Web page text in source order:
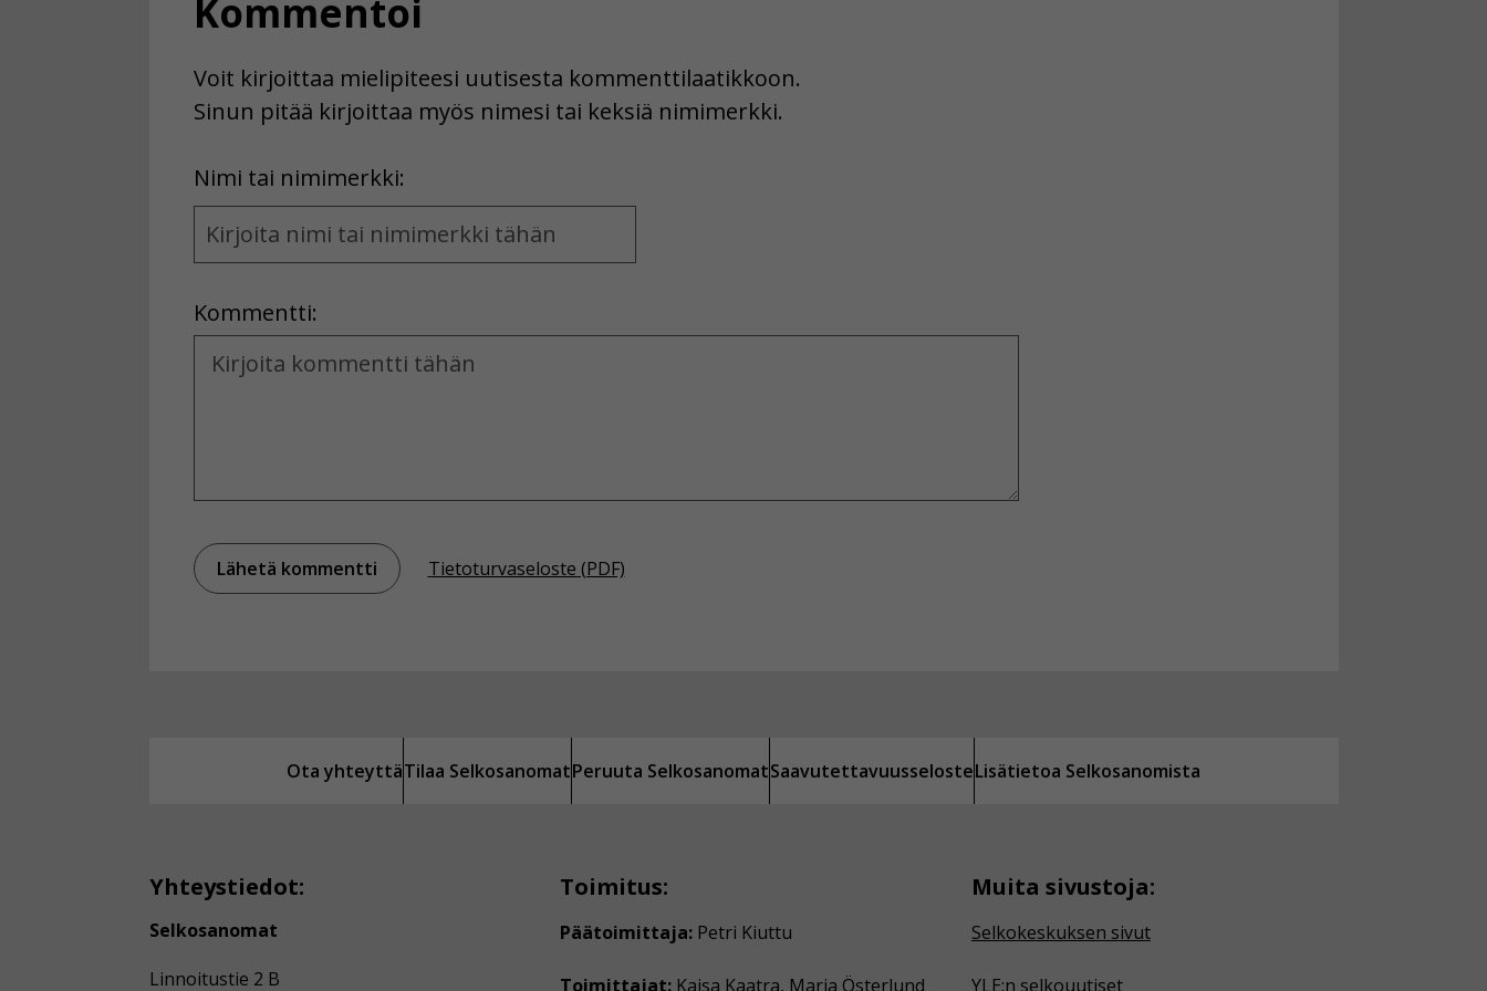
Kommentoi
Voit kirjoittaa mielipiteesi uutisesta kommenttilaatikkoon.
Sinun pitää kirjoittaa myös nimesi tai keksiä nimimerkki.
Nimi tai nimimerkki:
Name
and
Kommentti:
Kommentti
Tietoturvaseloste (PDF)
Ota yhteyttäTilaa SelkosanomatPeruuta SelkosanomatSaavutettavuusselosteLisätietoa Selkosanomista
Yhteystiedot:
Selkosanomat
Linnoitustie 2 B
Toimitus:
Päätoimittaja: Petri Kiuttu
Toimittajat: Kaisa Kaatra, Maria Österlund
Muita sivustoja:
Selkokeskuksen sivut
YLE:n selkouutiset